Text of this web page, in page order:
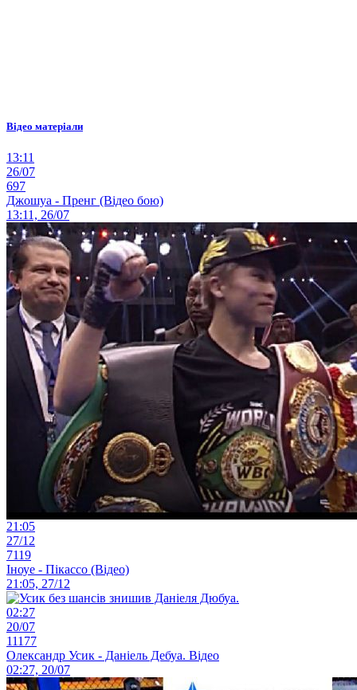
Відео матеріали
13:11
26/07
697
Джошуа - Пренг (Відео бою)
13:11, 26/07
21:05
27/12
7119
Іноуе - Пікассо (Відео)
21:05, 27/12
02:27
20/07
11177
Олександр Усик - Даніель Дебуа. Відео
02:27, 20/07